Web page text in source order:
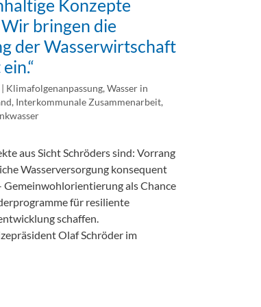
Konzepte
bringen die
der Wasserwirtschaft
Klimafolgenanpassung,Wasser in
, Interkommunale Zusammenarbeit,
aus Sicht Schröders sind: Vorrang
Wasserversorgung konsequent
Gemeinwohlorientierung als Chance
für resiliente
schaffen.
Olaf Schröder im